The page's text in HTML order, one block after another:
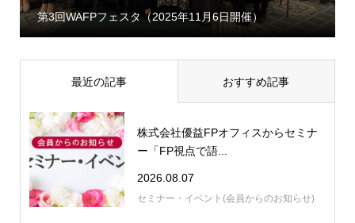
第3回WAFPフェスタ（2025年11月6日開催）
最近の記事 おすすめ記事
株式会社優益FPオフィスからセミナ
ー「FP視点で語...
2026.08.07
セミナー・イベント(会員からのお知らせ)